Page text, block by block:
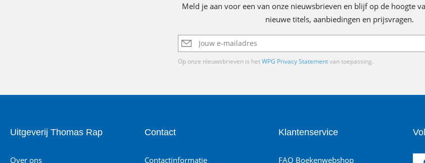
Meld je aan voor een van onze nieuwsbrieven en blijf op de hoogte
nieuwe titels, aanbiedingen en prijsvragen.
E-
mailadres
Op onze nieuwsbrieven is hetWPG Privacy Statementvan toepassing.
Uitgeverij Thomas Rap
Over ons
Contact
Contactinformatie
Klantenservice
FAQ Boekenwebshop